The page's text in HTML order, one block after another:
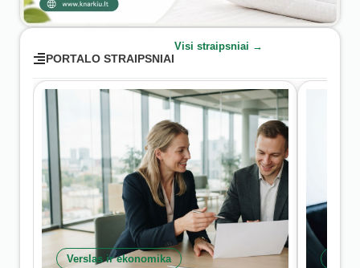
PORTALO STRAIPSNIAI
Visi straipsniai →
Verslas ir ekonomika